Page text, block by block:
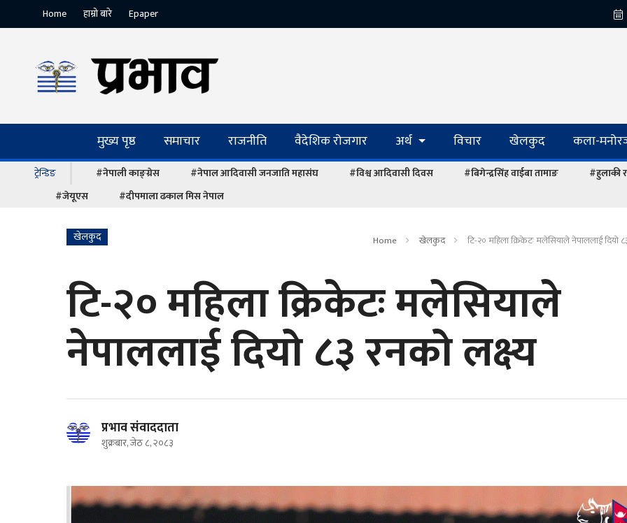
Home हाम्रो बारे Epaper
मुख्य पृष्ठ समाचार राजनीति वैदेशिक रोजगार अर्थ विचार खेलकुद कला-
ट्रेन्डिङ #नेपाली काङ्ग्रेस #नेपाल आदिवासी जनजाति महासंघ #विश्व आदिवासी दिवस #बिगेन्द्रसिंह वाईबा तामाङ
#हुलाकी
#जेयूएस
#दीपमाला ढकाल मिस नेपाल
खेलकुद Home खेलकुद टि-२० महिला क्रिकेटः मलेसियाले नेपाललाई दियो
टि-२० महिला क्रिकेटः मलेसियाले
नेपाललाई दियो ८३ रनको लक्ष्य
प्रभाव संवाददाता
शुक्रबार, जेठ ८, २०८३